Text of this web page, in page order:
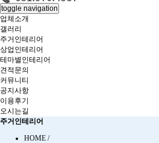
toggle navigation
업체소개
갤러리
주거인테리어
상업인테리어
테마별인테리어
견적문의
커뮤니티
공지사항
이용후기
오시는길
주거인테리어
HOME /